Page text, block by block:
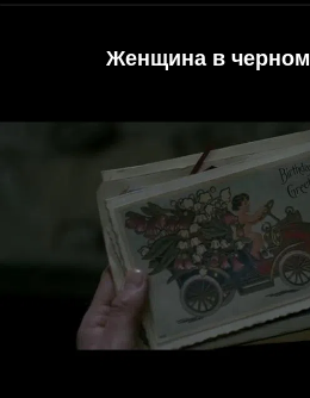
Женщина в черном